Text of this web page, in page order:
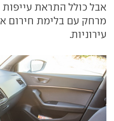
אבל כולל התראת
מרחק עם בלימת חירום
עירוניות.